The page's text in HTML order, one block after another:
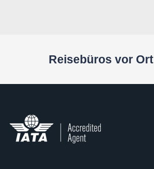
Reisebüros vor Ort